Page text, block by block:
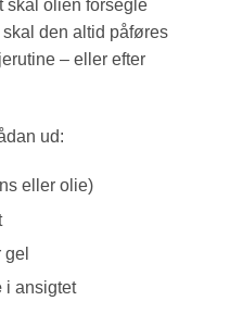
skal olien forsegle
den altid påføres
– eller efter
ud:
eller olie)
i ansigtet